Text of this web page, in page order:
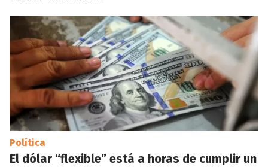
Política
El dólar “flexible” está a horas de cumplir un